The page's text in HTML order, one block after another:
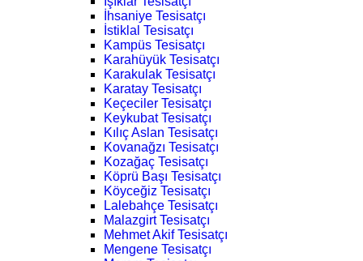
İhsaniye Tesisatçı
İstiklal Tesisatçı
Kampüs Tesisatçı
Karahüyük Tesisatçı
Karakulak Tesisatçı
Karatay Tesisatçı
Keçeciler Tesisatçı
Keykubat Tesisatçı
Kılıç Aslan Tesisatçı
Kovanağzı Tesisatçı
Kozağaç Tesisatçı
Köprü Başı Tesisatçı
Köyceğiz Tesisatçı
Lalebahçe Tesisatçı
Malazgirt Tesisatçı
Mehmet Akif Tesisatçı
Mengene Tesisatçı